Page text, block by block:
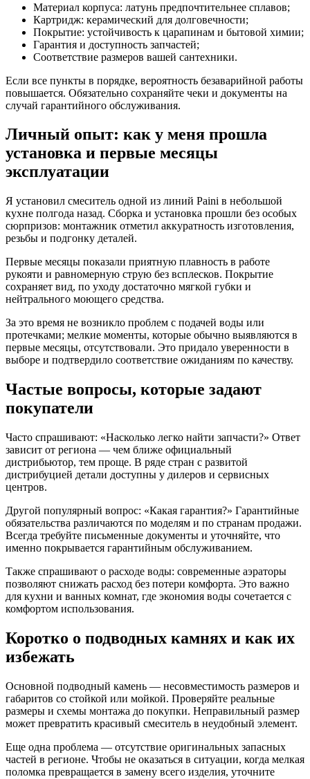
Материал корпуса: латунь предпочтительнее сплавов;
Картридж: керамический для долговечности;
Покрытие: устойчивость к царапинам и бытовой химии;
Гарантия и доступность запчастей;
Соответствие размеров вашей сантехники.
Если все пункты в порядке, вероятность безаварийной работы
повышается. Обязательно сохраняйте чеки и документы на
случай гарантийного обслуживания.
Личный опыт: как у меня прошла
установка и первые месяцы
эксплуатации
Я установил смеситель одной из линий Paini в небольшой
кухне полгода назад. Сборка и установка прошли без особых
сюрпризов: монтажник отметил аккуратность изготовления,
резьбы и подгонку деталей.
Первые месяцы показали приятную плавность в работе
рукояти и равномерную струю без всплесков. Покрытие
сохраняет вид, по уходу достаточно мягкой губки и
нейтрального моющего средства.
За это время не возникло проблем с подачей воды или
протечками; мелкие моменты, которые обычно выявляются в
первые месяцы, отсутствовали. Это придало уверенности в
выборе и подтвердило соответствие ожиданиям по качеству.
Частые вопросы, которые задают
покупатели
Часто спрашивают: «Насколько легко найти запчасти?» Ответ
зависит от региона — чем ближе официальный
дистрибьютор, тем проще. В ряде стран с развитой
дистрибуцией детали доступны у дилеров и сервисных
центров.
Другой популярный вопрос: «Какая гарантия?» Гарантийные
обязательства различаются по моделям и по странам продажи.
Всегда требуйте письменные документы и уточняйте, что
именно покрывается гарантийным обслуживанием.
Также спрашивают о расходе воды: современные аэраторы
позволяют снижать расход без потери комфорта. Это важно
для кухни и ванных комнат, где экономия воды сочетается с
комфортом использования.
Коротко о подводных камнях и как их
избежать
Основной подводный камень — несовместимость размеров и
габаритов со стойкой или мойкой. Проверяйте реальные
размеры и схемы монтажа до покупки. Неправильный размер
может превратить красивый смеситель в неудобный элемент.
Еще одна проблема — отсутствие оригинальных запасных
частей в регионе. Чтобы не оказаться в ситуации, когда мелкая
поломка превращается в замену всего изделия, уточните